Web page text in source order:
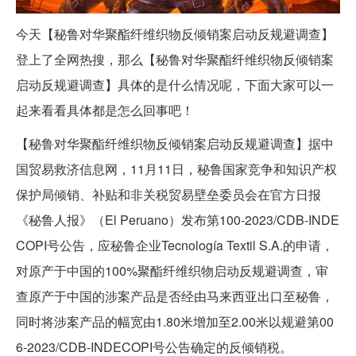
今天【秘鲁对华聚酯纤维织物反倾销案启动反规避调查】
登上了全网热搜，那么【秘鲁对华聚酯纤维织物反倾销案
启动反规避调查】具体的是什么情况呢，下面大家可以一
起来看看具体都是怎么回事吧！
【秘鲁对华聚酯纤维织物反倾销案启动反规避调查】据中
国贸易救济信息网，11月11日，秘鲁国家竞争和知识产权
保护局倾销、补贴和非关税贸易壁垒委员会在官方日报
《秘鲁人报》（El Peruano）发布第100-2023/CDB-INDE
COPI号公告，应秘鲁企业Tecnología Textil S.A.的申请，
对原产于中国的100%聚酯纤维织物启动反规避调查，审
查原产于中国的涉案产品是否经由马来西亚出口至秘鲁，
同时将涉案产品的幅宽由1.80米增加至2.00米以规避第00
6-2023/CDB-INDECOPI号公告确定的反倾销税。